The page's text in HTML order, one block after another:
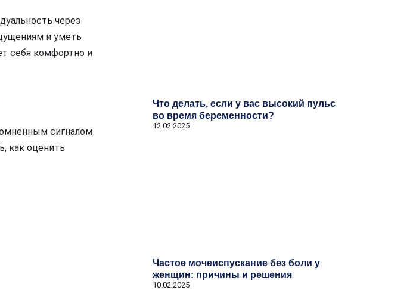
через
и уметь
себя комфортно и
сигналом
как оценить
Что делать, если у вас высокий пульс
во время беременности?
12.02.2025
Частое мочеиспускание без боли у
женщин: причины и решения
10.02.2025